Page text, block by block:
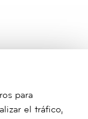
para
el tráfico,